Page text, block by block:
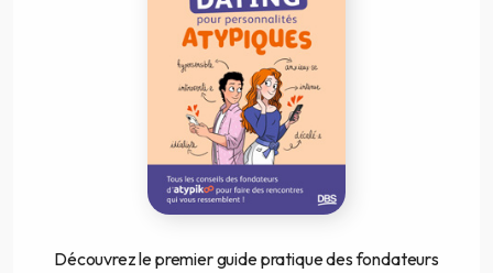
Découvrez le premier guide pratique des fondateurs